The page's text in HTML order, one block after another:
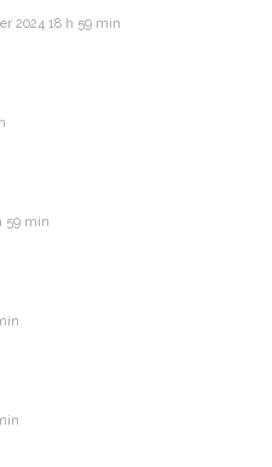
2024 18 h 59 min
59 min